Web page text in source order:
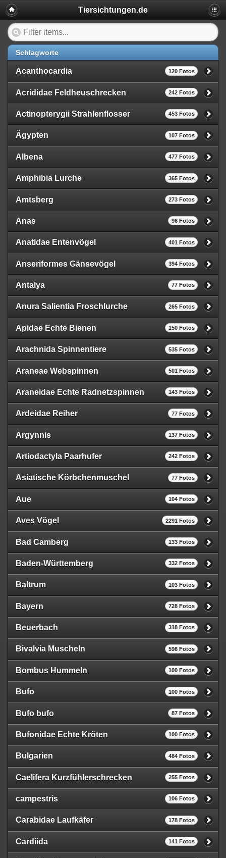
Tiersichtungen.de
Schlagworte
Acanthocardia 120 Fotos
Acrididae Feldheuschrecken 242 Fotos
Actinopterygii Strahlenflosser 453 Fotos
Ägypten 107 Fotos
Albena 477 Fotos
Amphibia Lurche 365 Fotos
Amtsberg 273 Fotos
Anas 96 Fotos
Anatidae Entenvögel 401 Fotos
Anseriformes Gänsevögel 394 Fotos
Antalya 77 Fotos
Anura Salientia Froschlurche 265 Fotos
Apidae Echte Bienen 150 Fotos
Arachnida Spinnentiere 535 Fotos
Araneae Webspinnen 501 Fotos
Araneidae Echte Radnetzspinnen 143 Fotos
Ardeidae Reiher 77 Fotos
Argynnis 137 Fotos
Artiodactyla Paarhufer 242 Fotos
Asiatische Körbchenmuschel 77 Fotos
Aue 104 Fotos
Aves Vögel 2291 Fotos
Bad Camberg 133 Fotos
Baden-Württemberg 332 Fotos
Baltrum 103 Fotos
Bayern 728 Fotos
Beuerbach 318 Fotos
Bivalvia Muscheln 598 Fotos
Bombus Hummeln 100 Fotos
Bufo 100 Fotos
Bufo bufo 87 Fotos
Bufonidae Echte Kröten 100 Fotos
Bulgarien 484 Fotos
Caelifera Kurzfühlerschrecken 255 Fotos
campestris 106 Fotos
Carabidae Laufkäfer 178 Fotos
Cardiida 141 Fotos